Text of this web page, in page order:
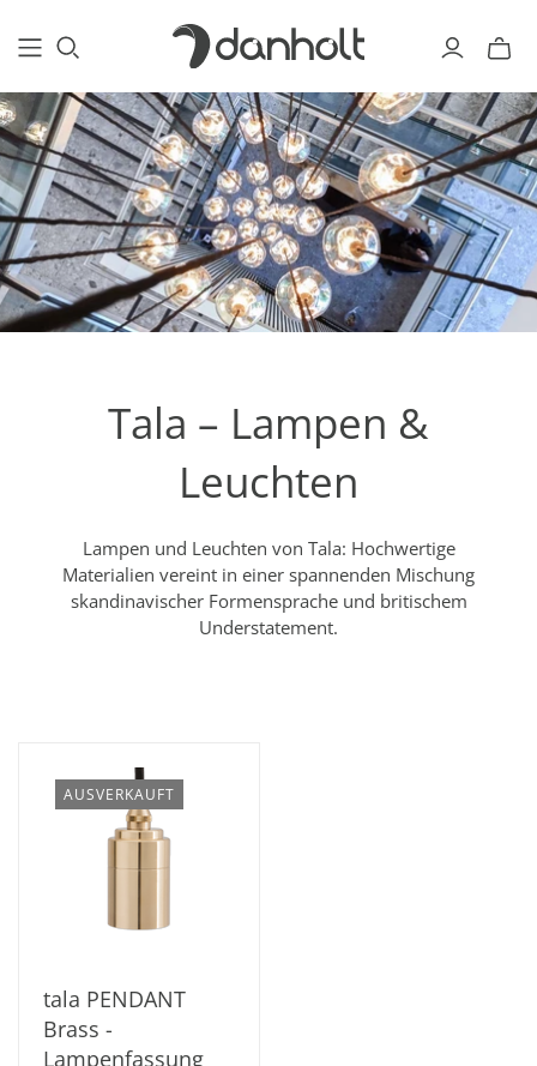
Tala – Lampen &
Leuchten
Lampen und Leuchten von Tala: Hochwertige
Materialien vereint in einer spannenden Mischung
skandinavischer Formensprache und britischem
Understatement.
AUSVERKAUFT
tala PENDANT
Brass -
Lampenfassung